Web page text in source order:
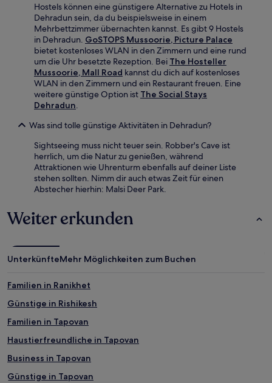
Hostels können eine günstigere Alternative zu Hotels in
Dehradun sein, da du beispielsweise in einem
Mehrbettzimmer übernachten kannst. Es gibt 9 Hostels
in Dehradun. GoSTOPS Mussoorie, Picture Palace
bietet kostenloses WLAN in den Zimmern und eine rund
um die Uhr besetzte Rezeption. Bei The Hosteller
Mussoorie, Mall Road kannst du dich auf kostenloses
WLAN in den Zimmern und ein Restaurant freuen. Eine
weitere günstige Option ist The Social Stays
Dehradun
Was sind tolle günstige Aktivitäten in Dehradun?
Sightseeing muss nicht teuer sein. Robber's Cave ist
herrlich, um die Natur zu genießen, während
Attraktionen wie Uhrenturm ebenfalls auf deiner Liste
stehen sollten. Nimm dir auch etwas Zeit für einen
Abstecher hierhin: Malsi Deer Park.
Weiter erkunden
UnterkünfteMehr Möglichkeiten zum Buchen
Familien in Ranikhet
Günstige in Rishikesh
Familien in Tapovan
Haustierfreundliche in Tapovan
Business in Tapovan
Günstige in Tapovan